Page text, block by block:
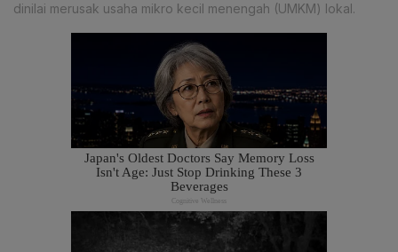
dinilai merusak usaha mikro kecil menengah (UMKM) lokal.